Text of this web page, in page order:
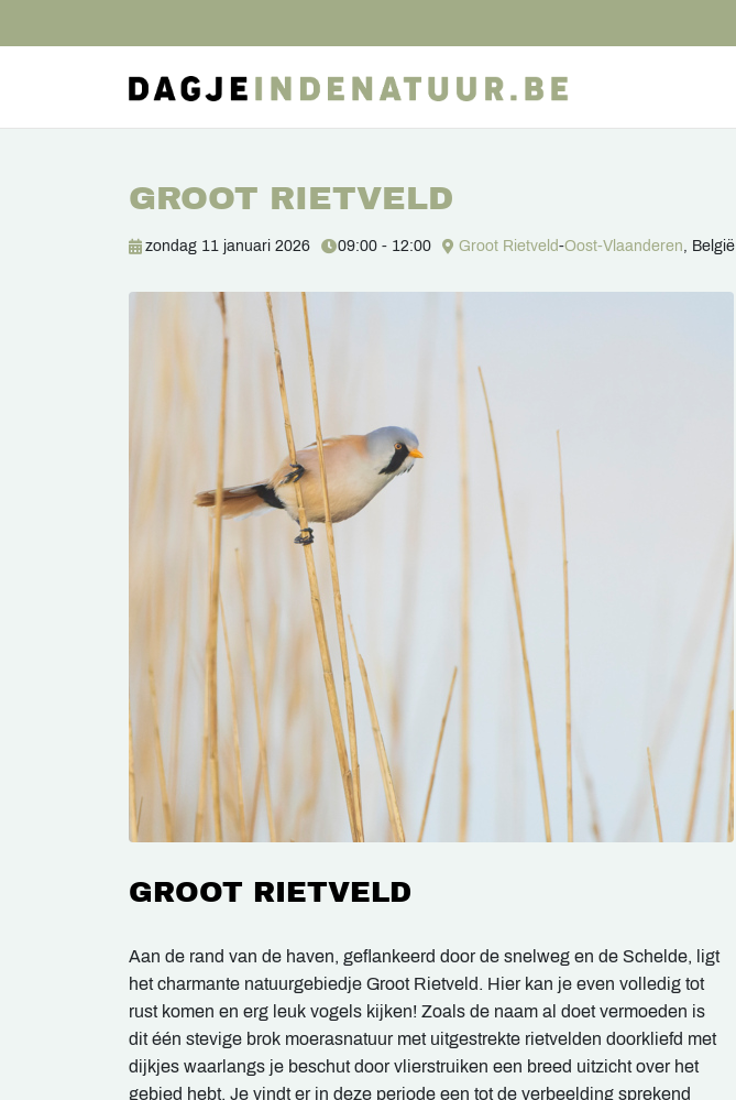
GROOT RIETVELD
zondag 11 januari 2026 09:00 - 12:00 Groot Rietveld-Oost-Vlaanderen, België
GROOT RIETVELD
Aan de rand van de haven, geflankeerd door de snelweg en de Schelde, ligt
het charmante natuurgebiedje Groot Rietveld. Hier kan je even volledig tot
rust komen en erg leuk vogels kijken! Zoals de naam al doet vermoeden is
dit één stevige brok moerasnatuur met uitgestrekte rietvelden doorkliefd met
dijkjes waarlangs je beschut door vlierstruiken een breed uitzicht over het
gebied hebt. Je vindt er in deze periode een tot de verbeelding sprekend